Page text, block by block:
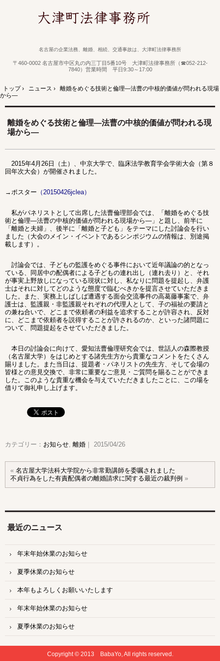
名古屋の企業法務、離婚、相続、交通事故は、大津町法律事務所
〒460-0002 名古屋市中区丸の内三丁目5番10号 大津町法律事務所（☎052-212-
7840）営業時間 平日9:30～17:00
トップ› ニュース ›
離婚をめぐる技術と倫理―法曹の中核的価値が問われる現場
から―
離婚をめぐる技術と倫理―法曹の中核的価値が問われる現
場から―
2015年4月26日（土）、中京大学で、臨床法学教育学会学術大会（第８
回年次大会）が開催されました。
→ポスター （ 20150426jclea）
私がパネリストとして出席した法曹倫理部会では、「離婚をめぐる技
術と倫理―法曹の中核的価値が問われる現場から―」と題し、前半に
「離婚と夫婦」、後半に「離婚と子ども」をテーマにした討論会を行い
ました（大会のメイン・イベントであるシンポジウムの情報は、別途掲
載します）。
討論会では、子どもの監護をめぐる事件において近年議論の的となっ
ている、同居中の配偶者による子どもの連れ出し（連れ去り）と、それ
が事実上野放しになっている現状に対し、私なりに問題を提起し、弁護
士はそれに対してどのような態度で臨むべきかを提言させていただきま
した。また、実務上しばしば遭遇する面会交流事件の高葛藤事案で、弁
護士は、監護親・非監護親それぞれの代理人として、子の福祉の要請と
の兼ね合いで、どこまで依頼者の利益を追求することが許容され、反対
に、どこまで依頼者を説得することが許されるのか、といった諸問題に
ついて、問題提起をさせていただきました。
本日の討論会に向けて、愛知法曹倫理研究会では、世話人の森際教授
（名古屋大学）をはじめとする諸先生方から貴重なコメントをたくさん
賜りました。また当日は、提題者・パネリストの先生方、そして会場の
皆様との意見交換で、非常に重要なご意見・ご質問を賜ることができま
した。このような貴重な機会を与えていただきましたことに、この場を
借りて御礼申し上げます。
カテゴリー： お知らせ, 離婚 ｜ 2015/04/26
« 名古屋大学法科大学院から非常勤講師を委嘱されました
不貞行為をした有責配偶者の離婚請求に関する最近の裁判例 »
最近のニュース
年末年始休業のお知らせ
夏季休業のお知らせ
本年もよろしくお願いいたします
年末年始休業のお知らせ
夏季休業のお知らせ
Copyright © 2013 BabaYo, All rights reserved.